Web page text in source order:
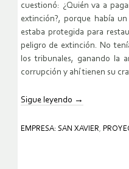
cuestionó: ¿Quién va a
extinción?, porque había
estaba protegida para
peligro de extinción. No
los tribunales, ganando la
corrupción y ahí­ tienen su
Sigue leyendo →
EMPRESA: SAN XAVIER,